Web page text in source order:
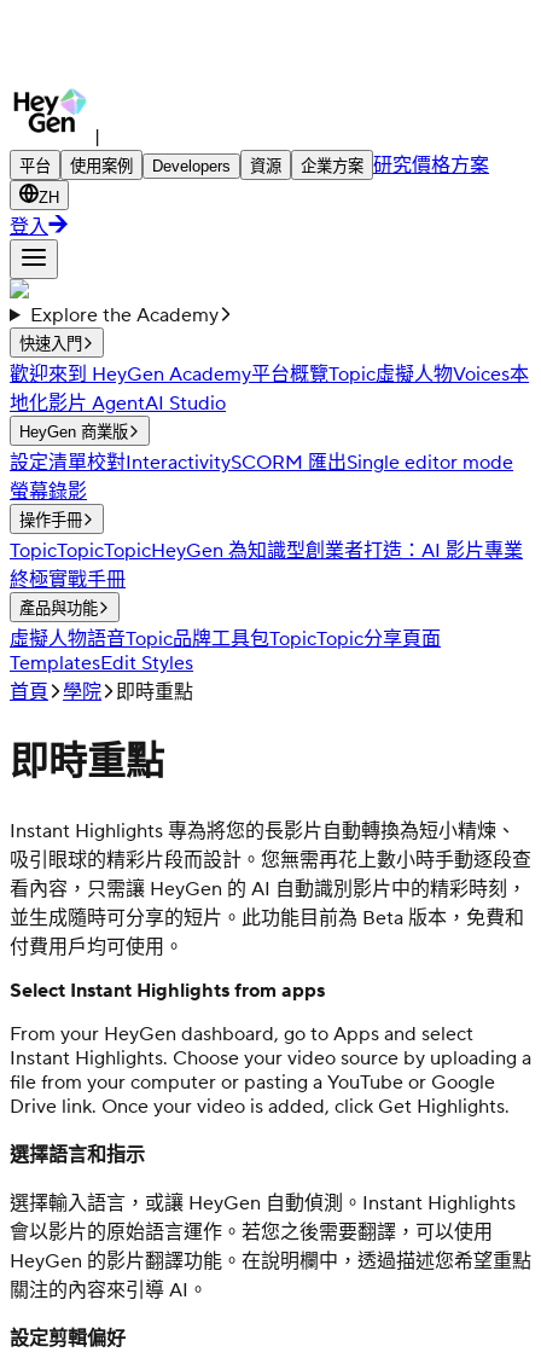
|
平台 使用案例 Developers 資源 企業方案 研究價格方案
ZH
登入
Explore the Academy
快速入門
歡迎來到 HeyGen Academy平台概覽Topic虛擬人物Voices本
地化影片 AgentAI Studio
HeyGen 商業版
設定清單校對InteractivitySCORM 匯出Single editor mode
螢幕錄影
操作手冊
TopicTopicTopicHeyGen 為知識型創業者打造：AI 影片專業
終極實戰手冊
產品與功能
虛擬人物語音Topic品牌工具包TopicTopic分享頁面
TemplatesEdit Styles
首頁
學院 即時重點
即時重點
Instant Highlights 專為將您的長影片自動轉換為短小精煉、
吸引眼球的精彩片段而設計。您無需再花上數小時手動逐段查
看內容，只需讓 HeyGen 的 AI 自動識別影片中的精彩時刻，
並生成隨時可分享的短片。此功能目前為 Beta 版本，免費和
付費用戶均可使用。
Select Instant Highlights from apps
From your HeyGen dashboard, go to Apps and select
Instant Highlights. Choose your video source by uploading a
file from your computer or pasting a YouTube or Google
Drive link. Once your video is added, click Get Highlights.
選擇語言和指示
選擇輸入語言，或讓 HeyGen 自動偵測。Instant Highlights
會以影片的原始語言運作。若您之後需要翻譯，可以使用
HeyGen 的影片翻譯功能。在說明欄中，透過描述您希望重點
關注的內容來引導 AI。
設定剪輯偏好